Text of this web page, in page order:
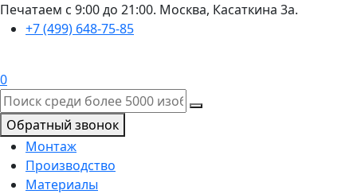
Печатаем с 9:00 до 21:00. Москва, Касаткина 3а.
+7 (499) 648-75-85
0
Обратный звонок
Монтаж
Производство
Материалы